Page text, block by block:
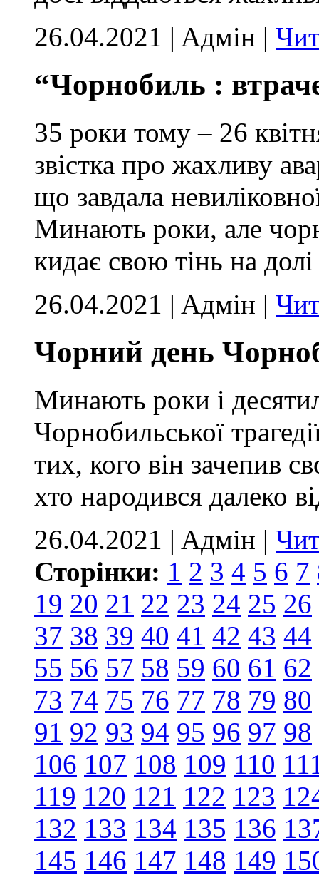
26.04.2021 | Aдмін |
“Чорнобиль :
35 роки тому – 26
звістка про жахливу
що завдала
Минають роки, але
кидає свою тінь на
26.04.2021 | Aдмін |
Чорний день
Минають роки і
Чорнобильської
тих, кого він зачепив
хто народився далеко
26.04.2021 | Aдмін |
Сторінки: 1 2 3 4 5 6 7
19 20 21 22 23 24 25 26
37 38 39 40 41 42 43 44
55 56 57 58 59 60 61 62
73 74 75 76 77 78 79 80
91 92 93 94 95 96 97 98
106 107 108 109 110
119 120 121 122 123
132 133 134 135 136
145 146 147 148 149